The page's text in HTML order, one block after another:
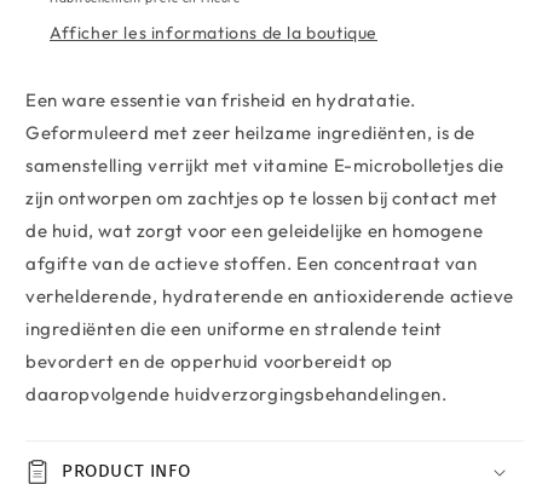
Afficher les informations de la boutique
Een ware essentie van frisheid en hydratatie.
Geformuleerd met zeer heilzame ingrediënten, is de
samenstelling verrijkt met vitamine E-microbolletjes die
zijn ontworpen om zachtjes op te lossen bij contact met
de huid, wat zorgt voor een geleidelijke en homogene
afgifte van de actieve stoffen. Een concentraat van
verhelderende, hydraterende en antioxiderende actieve
ingrediënten die een uniforme en stralende teint
bevordert en de opperhuid voorbereidt op
daaropvolgende huidverzorgingsbehandelingen.
PRODUCT INFO